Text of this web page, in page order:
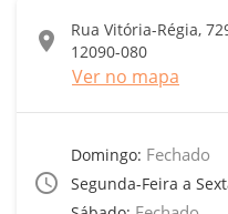
location_on
Rua Vitória-Régia,
12090-080
Ver no mapa
access_time
Domingo: Fechado
Segunda-Feira a